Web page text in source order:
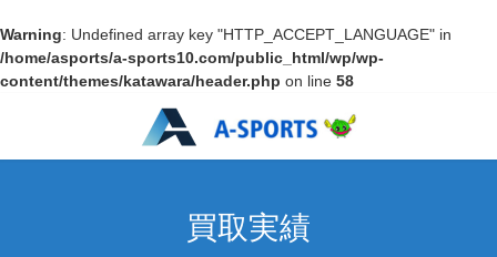
Warning: Undefined array key "HTTP_ACCEPT_LANGUAGE" in
/home/asports/a-sports10.com/public_html/wp/wp-
content/themes/katawara/header.php on line 58
買取実績